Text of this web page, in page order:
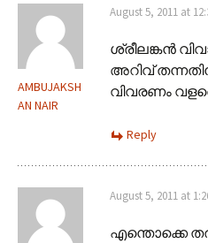
AMBUJAKSH
AN NAIR
August 5, 2011 at
ശ്രീലങ്കന്‍
അറിവ്
വിവരണം
Reply
August 5, 2011 at
എന്തൊക്കെ